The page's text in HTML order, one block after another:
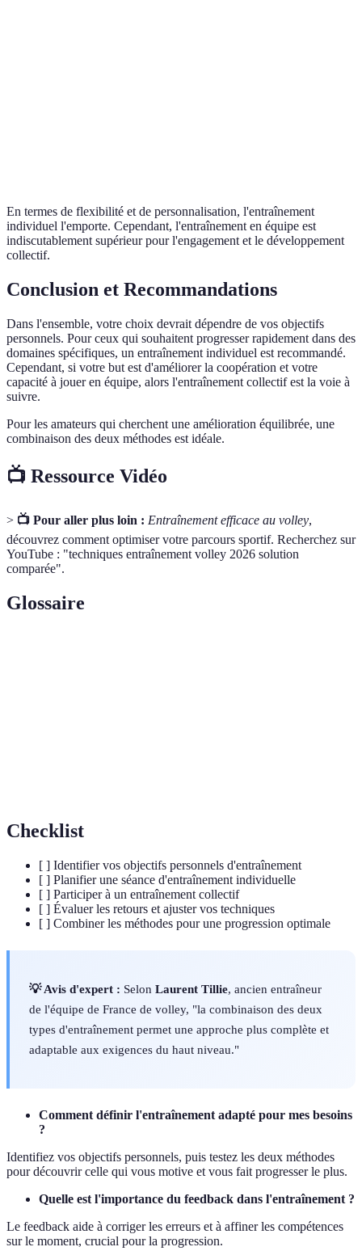
En termes de flexibilité et de personnalisation, l'entraînement
individuel l'emporte. Cependant, l'entraînement en équipe est
indiscutablement supérieur pour l'engagement et le développement
collectif.
Conclusion et Recommandations
Dans l'ensemble, votre choix devrait dépendre de vos objectifs
personnels. Pour ceux qui souhaitent progresser rapidement dans des
domaines spécifiques, un entraînement individuel est recommandé.
Cependant, si votre but est d'améliorer la coopération et votre
capacité à jouer en équipe, alors l'entraînement collectif est la voie à
suivre.
Pour les amateurs qui cherchent une amélioration équilibrée, une
combinaison des deux méthodes est idéale.
📺 Ressource Vidéo
> 📺 Pour aller plus loin : Entraînement efficace au volley,
découvrez comment optimiser votre parcours sportif. Recherchez sur
YouTube : "techniques entraînement volley 2026 solution
comparée".
Glossaire
Checklist
[ ] Identifier vos objectifs personnels d'entraînement
[ ] Planifier une séance d'entraînement individuelle
[ ] Participer à un entraînement collectif
[ ] Évaluer les retours et ajuster vos techniques
[ ] Combiner les méthodes pour une progression optimale
💡 Avis d'expert : Selon Laurent Tillie, ancien entraîneur
de l'équipe de France de volley, "la combinaison des deux
types d'entraînement permet une approche plus complète et
adaptable aux exigences du haut niveau."
Comment définir l'entraînement adapté pour mes besoins
?
Identifiez vos objectifs personnels, puis testez les deux méthodes
pour découvrir celle qui vous motive et vous fait progresser le plus.
Quelle est l'importance du feedback dans l'entraînement ?
Le feedback aide à corriger les erreurs et à affiner les compétences
sur le moment, crucial pour la progression.